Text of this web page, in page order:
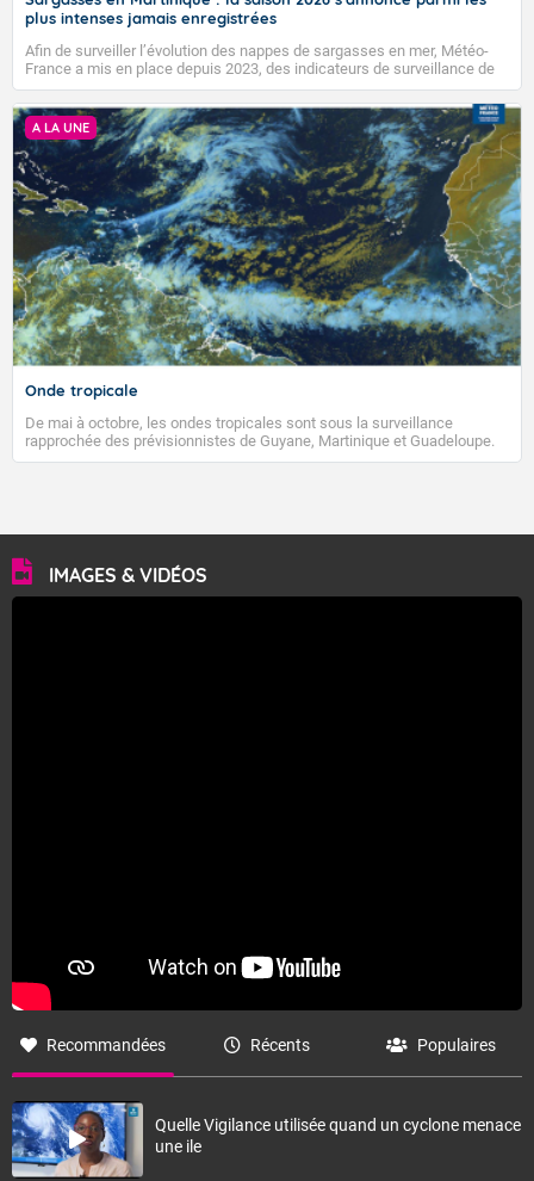
VIGILANCE ROUGE
Accéder au site de Météo-France
plus intenses jamais enregistrées
Afin de surveiller l’évolution des nappes de sargasses en mer, Météo-
France a mis en place depuis 2023, des indicateurs de surveillance de
l’activité « sargassique » permettant un suivi satellitaire régulier.
A LA UNE
Onde tropicale
De mai à octobre, les ondes tropicales sont sous la surveillance
rapprochée des prévisionnistes de Guyane, Martinique et Guadeloupe.
En effet, les 40 à 50 ondes qui traversent l’Atlantique de mai à octobre
Antilles, nous vous proposons donc un petit tour d’horizon sur le sujet.
IMAGES & VIDÉOS
Recommandées Récents Populaires
Quelle Vigilance utilisée quand un cyclone menace
une ile